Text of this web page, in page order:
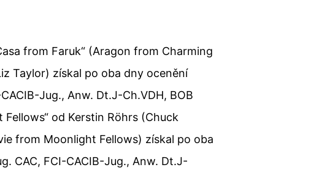
from Faruk“ (Aragon from Charming
Taylor) získal po oba dny ocenění
Jug., Anw. Dt.J-Ch.VDH, BOB
od Kerstin Röhrs (Chuck
from Moonlight Fellows) získal po oba
CAC, FCI-CACIB-Jug., Anw. Dt.J-